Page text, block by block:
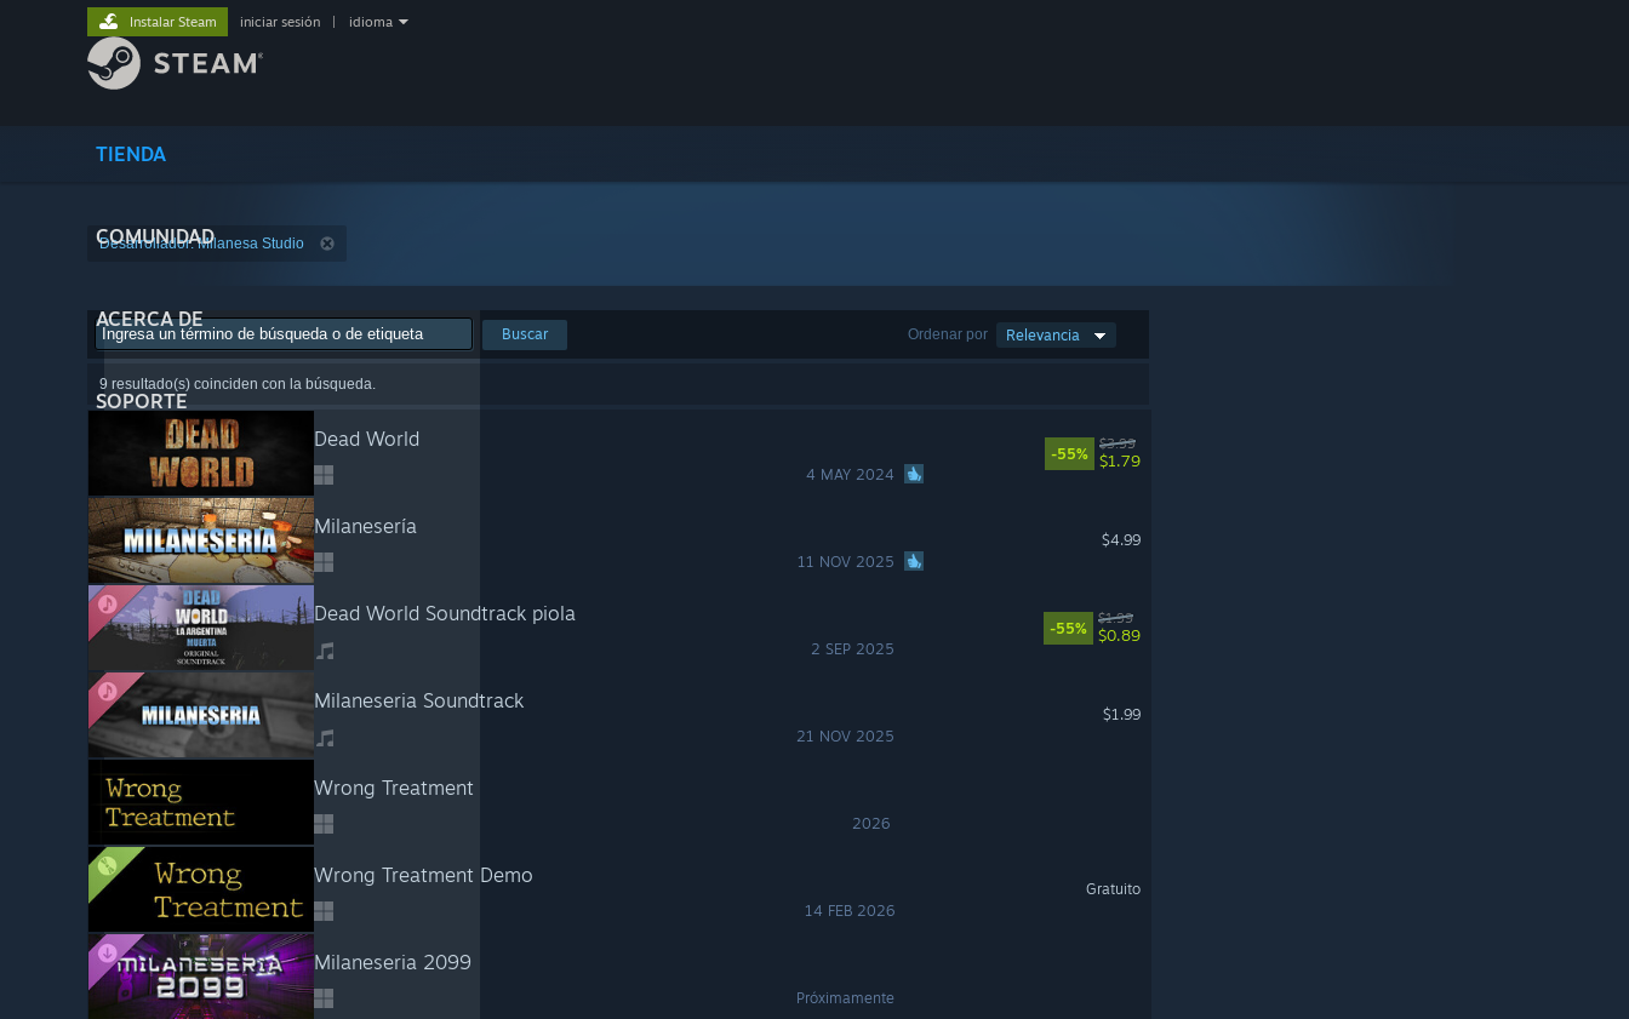
TIENDA
COMUNIDAD
ACERCA DE
SOPORTE
Instalar Steam iniciar sesión idioma
Desarrollador: Milanesa Studio
Ordenar por Relevancia
Buscar
9 resultado(s) coinciden con la búsqueda.
Dead World
4 MAY 2024
-55%
$3.99
$1.79
Milanesería
11 NOV 2025
$4.99
Dead World Soundtrack piola
2 SEP 2025
-55%
$1.99
$0.89
Milaneseria Soundtrack
21 NOV 2025
$1.99
Wrong Treatment
2026
Wrong Treatment Demo
14 FEB 2026
Gratuito
Milaneseria 2099
Próximamente